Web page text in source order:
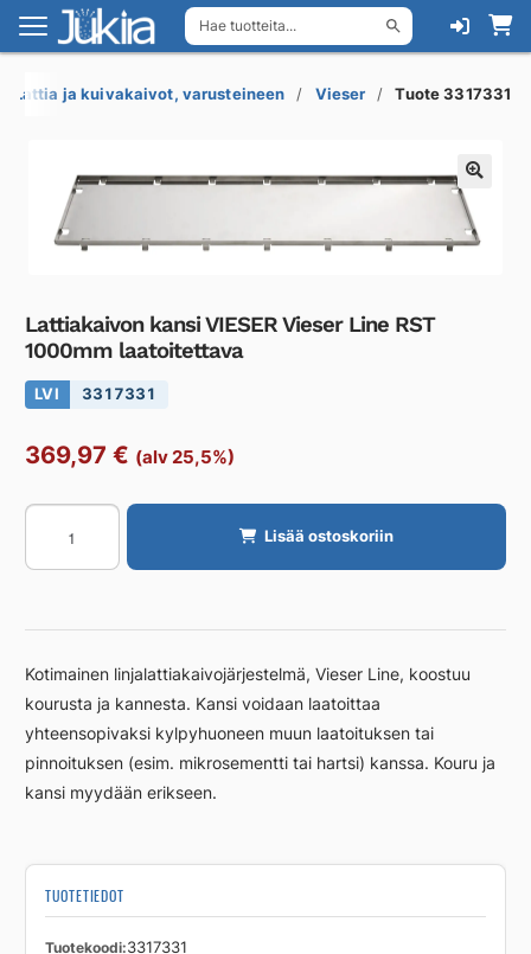
Hae tuotteita...
Siirry
navigointiin
Siirry
sisältöön
Lattia ja kuivakaivot, varusteineen Vieser Tuote 3317331
Lattiakaivon kansi VIESER Vieser Line RST
1000mm laatoitettava
LVI 3317331
369,97 € (alv 25,5%)
Lattiakaivon
VIESER
Line
1000mm
laatoitettava
määrä
Lisää ostoskoriin
Kotimainen linjalattiakaivojärjestelmä, Vieser Line, koostuu
kourusta ja kannesta. Kansi voidaan laatoittaa
yhteensopivaksi kylpyhuoneen muun laatoituksen tai
pinnoituksen (esim. mikrosementti tai hartsi) kanssa. Kouru ja
kansi myydään erikseen.
TUOTETIEDOT
Tuotekoodi 3317331